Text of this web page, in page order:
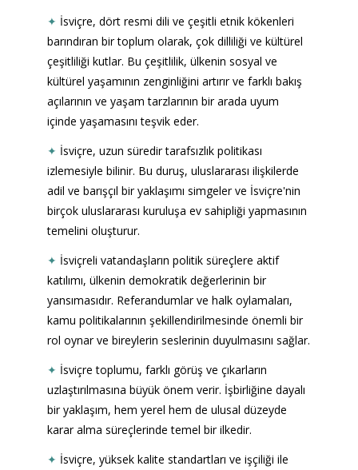
✦ İsviçre, dört resmi dili ve çeşitli etnik kökenleri
barındıran bir toplum olarak, çok dilliliği ve kültürel
çeşitliliği kutlar. Bu çeşitlilik, ülkenin sosyal ve
kültürel yaşamının zenginliğini artırır ve farklı bakış
açılarının ve yaşam tarzlarının bir arada uyum
içinde yaşamasını teşvik eder.
✦ İsviçre, uzun süredir tarafsızlık politikası
izlemesiyle bilinir. Bu duruş, uluslararası ilişkilerde
adil ve barışçıl bir yaklaşımı simgeler ve İsviçre'nin
birçok uluslararası kuruluşa ev sahipliği yapmasının
temelini oluşturur.
✦ İsviçreli vatandaşların politik süreçlere aktif
katılımı, ülkenin demokratik değerlerinin bir
yansımasıdır. Referandumlar ve halk oylamaları,
kamu politikalarının şekillendirilmesinde önemli bir
rol oynar ve bireylerin seslerinin duyulmasını sağlar.
✦ İsviçre toplumu, farklı görüş ve çıkarların
uzlaştırılmasına büyük önem verir. İşbirliğine dayalı
bir yaklaşım, hem yerel hem de ulusal düzeyde
karar alma süreçlerinde temel bir ilkedir.
✦ İsviçre, yüksek kalite standartları ve işçiliği ile